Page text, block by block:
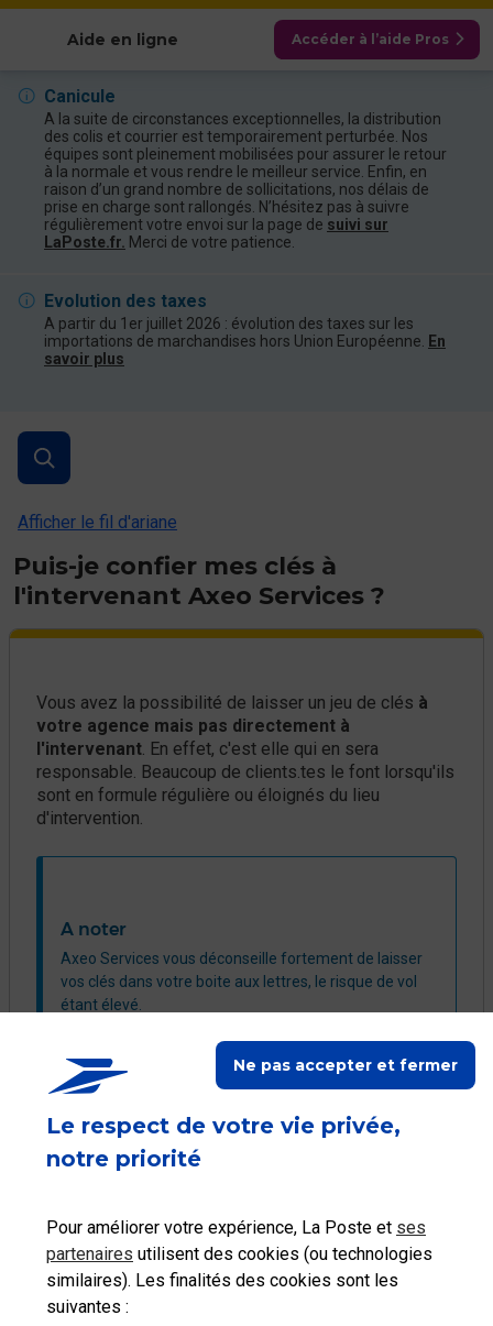
Le respect de votre vie privée,
notre priorité
Pour améliorer votre expérience, La Poste et ses
partenaires utilisent des cookies (ou technologies
similaires). Les finalités des cookies sont les
suivantes :
Ne pas accepter et fermer
Aide en ligne Accéder à l’aide Pros
Canicule
A la suite de circonstances exceptionnelles, la distribution
des colis et courrier est temporairement perturbée. Nos
équipes sont pleinement mobilisées pour assurer le retour
à la normale et vous rendre le meilleur service. Enfin, en
raison d’un grand nombre de sollicitations, nos délais de
prise en charge sont rallongés. N’hésitez pas à suivre
régulièrement votre envoi sur la page de suivi sur
LaPoste.fr. Merci de votre patience.
Evolution des taxes
A partir du 1er juillet 2026 : évolution des taxes sur les
importations de marchandises hors Union Européenne.
En
savoir plus
Afficher le fil d'ariane
Puis-je confier mes clés à
l'intervenant Axeo Services ?
Vous avez la possibilité de laisser un jeu de clés à
votre agence mais pas directement à
l'intervenant. En effet, c'est elle qui en sera
responsable. Beaucoup de clients.tes le font lorsqu'ils
sont en formule régulière ou éloignés du lieu
d'intervention.
A noter
​​​Axeo Services vous déconseille fortement de laisser
vos clés dans votre boite aux lettres, le risque de vol
étant élevé.​
question ?